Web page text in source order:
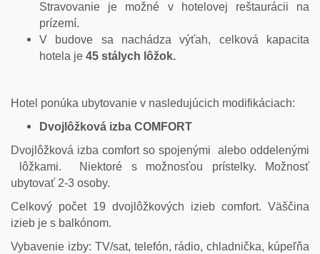
Stravovanie je možné v hotelovej reštaurácii na
prízemí.
V budove sa nachádza výťah, celková kapacita
hotela je 45 stálych lôžok.
Hotel ponúka ubytovanie v nasledujúcich modifikáciach:
Dvojlôžková izba COMFORT
Dvojlôžková izba comfort so spojenými alebo oddelenými
lôžkami. Niektoré s možnosťou prístelky. Možnosť
ubytovať 2-3 osoby.
Celkový počet 19 dvojlôžkových izieb comfort. Väščina
izieb je s balkónom.
Vybavenie izby: TV/sat, telefón, rádio, chladnička, kúpeľňa